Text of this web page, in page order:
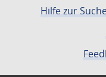
Hilfe zur